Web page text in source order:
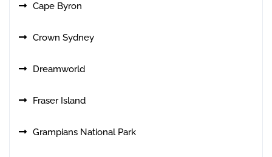
Cape Byron
Crown Sydney
Dreamworld
Fraser Island
Grampians National Park